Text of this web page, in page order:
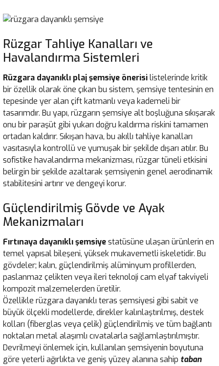
Rüzgar Tahliye Kanalları ve
Havalandırma Sistemleri
Rüzgara dayanıklı plaj şemsiye önerisilistelerinde kritik
bir özellik olarak öne çıkan bu sistem, şemsiye tentesinin en
tepesinde yer alan çift katmanlı veya kademeli bir
tasarımdır. Bu yapı, rüzgarın şemsiye alt boşluğuna sıkışarak
onu bir paraşüt gibi yukarı doğru kaldırma riskini tamamen
ortadan kaldırır. Sıkışan hava, bu akıllı tahliye kanalları
vasıtasıyla kontrollü ve yumuşak bir şekilde dışarı atılır. Bu
sofistike havalandırma mekanizması, rüzgar tüneli etkisini
belirgin bir şekilde azaltarak şemsiyenin genel aerodinamik
stabilitesini artırır ve dengeyi korur.
Güçlendirilmiş Gövde ve Ayak
Mekanizmaları
Fırtınaya dayanıklı şemsiyestatüsüne ulaşan ürünlerin en
temel yapısal bileşeni, yüksek mukavemetli iskeletidir. Bu
gövdeler; kalın, güçlendirilmiş alüminyum profillerden,
paslanmaz çelikten veya ileri teknoloji cam elyaf takviyeli
kompozit malzemelerden üretilir.
Özellikle rüzgara dayanıklı teras şemsiyesi gibi sabit ve
büyük ölçekli modellerde, direkler kalınlaştırılmış, destek
kolları (fiberglas veya çelik) güçlendirilmiş ve tüm bağlantı
noktaları metal alaşımlı cıvatalarla sağlamlaştırılmıştır.
Devrilmeyi önlemek için, kullanılan şemsiyenin boyutuna
göre yeterli ağırlıkta ve geniş yüzey alanına sahip taban